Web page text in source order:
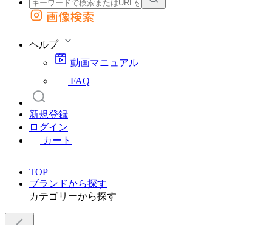
外部サイトの商品をカートに追加
画像検索
ヘルプ
動画マニュアル
FAQ
新規登録
ログイン
カート
TOP
ブランドから探す
カテゴリーから探す